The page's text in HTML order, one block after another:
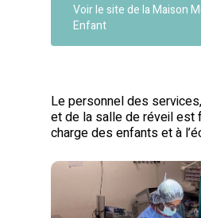
Voir le site de la Maison
Enfant
Le personnel des
et de la salle de réveil est
charge des enfants et à